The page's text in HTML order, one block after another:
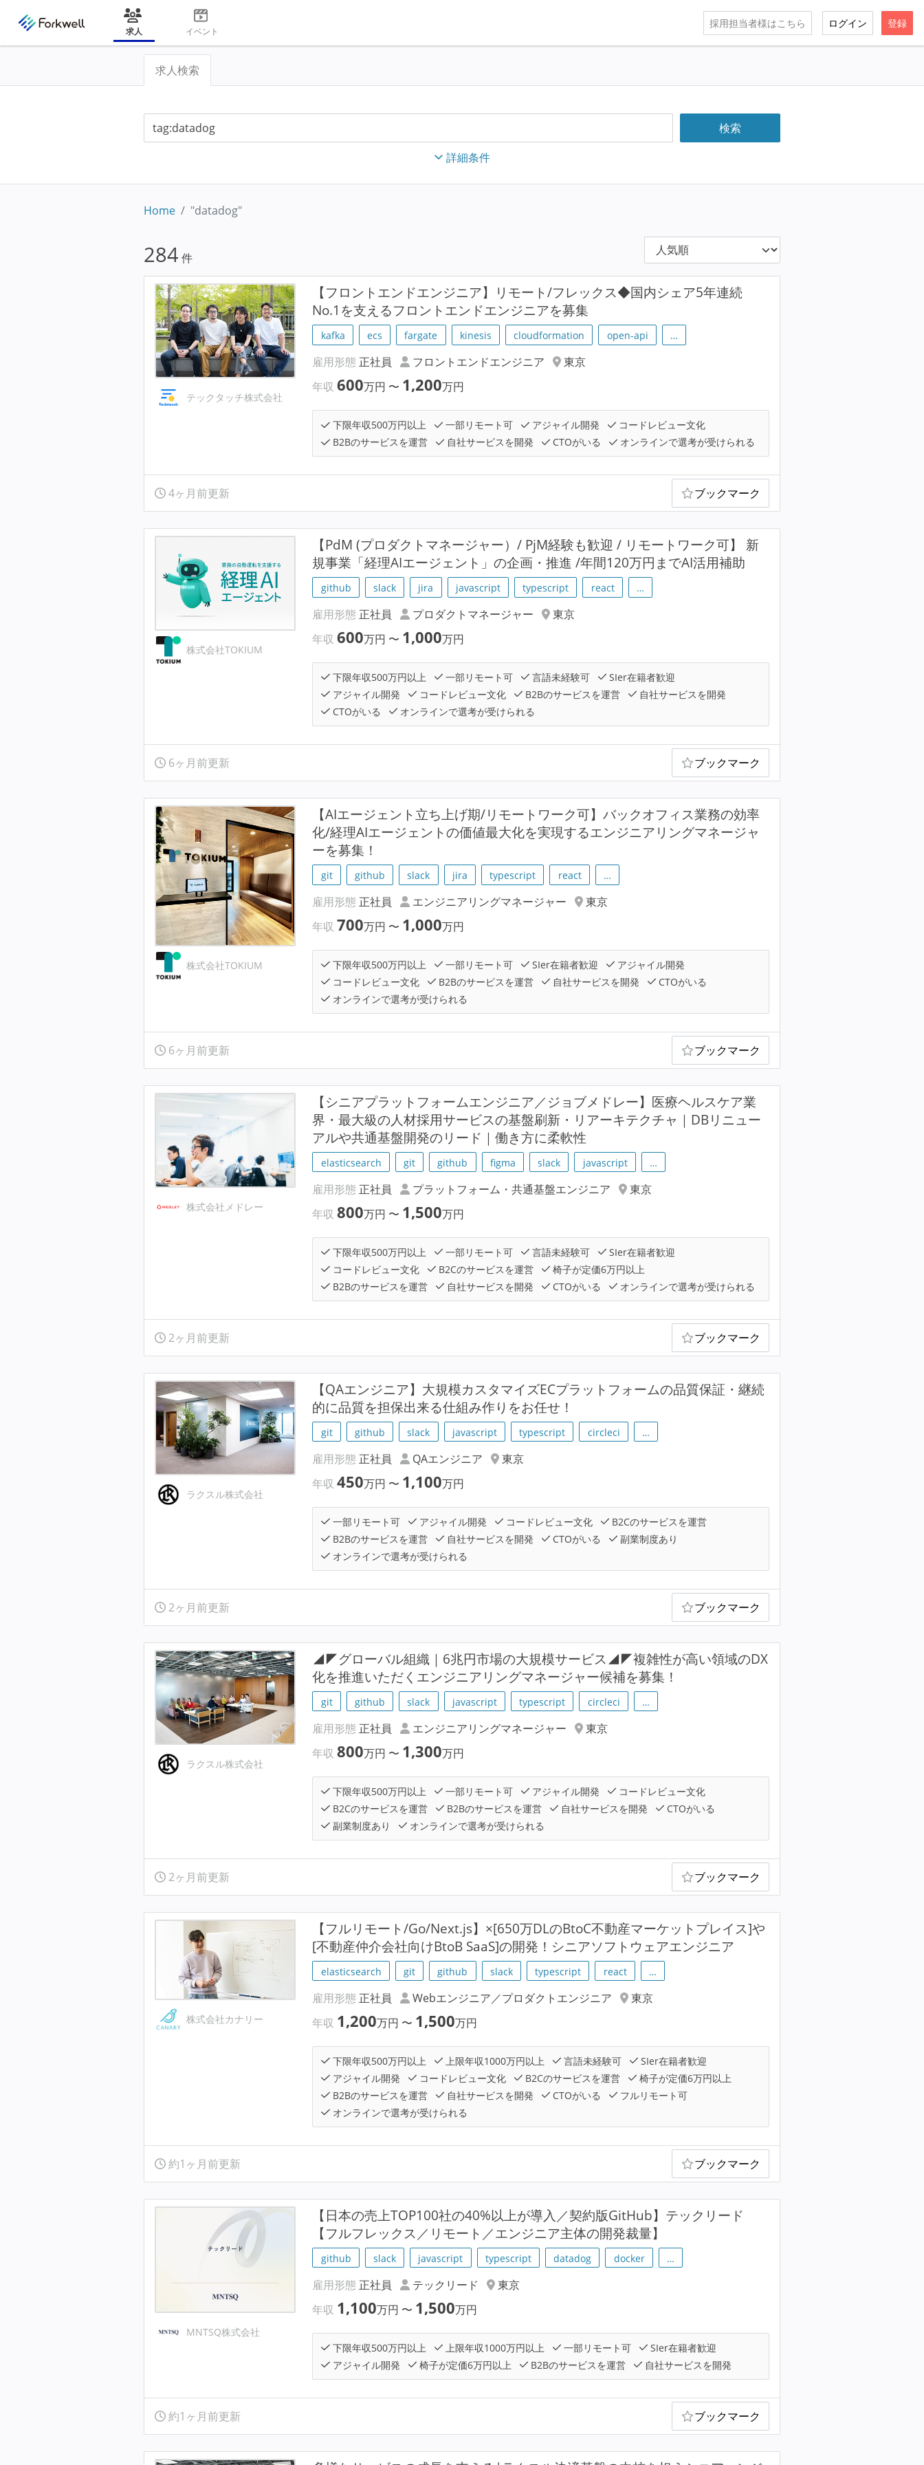
求人 イベント
採用担当者様はこちら ログイン 登録
求人検索
詳細条件
Home "datadog"
284 件
テックタッチ株式会社
【フロントエンドエンジニア】リモート/フレックス◆国内シェア5年連続
No.1を支えるフロントエンドエンジニアを募集
kafka ecs fargate kinesis cloudformation open-api …
雇用形態 正社員 フロントエンドエンジニア
東京
年収600万円 〜 1,200万円
下限年収500万円以上 一部リモート可 アジャイル開発
コードレビュー文化
B2Bのサービスを運営
自社サービスを開発 CTOがいる オンラインで選考が受けられる
4ヶ月前更新 ブックマーク
株式会社TOKIUM
【PdM (プロダクトマネージャー）/ PjM経験も歓迎 / リモートワーク可】 新
規事業「経理AIエージェント」の企画・推進 /年間120万円までAI活用補助
github slack jira javascript typescript react …
雇用形態 正社員 プロダクトマネージャー
東京
年収600万円 〜 1,000万円
下限年収500万円以上 一部リモート可 言語未経験可
SIer在籍者歓迎
アジャイル開発
コードレビュー文化 B2Bのサービスを運営
自社サービスを開発
CTOがいる
オンラインで選考が受けられる
6ヶ月前更新 ブックマーク
株式会社TOKIUM
【AIエージェント立ち上げ期/リモートワーク可】バックオフィス業務の効率
化/経理AIエージェントの価値最大化を実現するエンジニアリングマネージャ
ーを募集！
git github slack jira typescript react …
雇用形態 正社員 エンジニアリングマネージャー
東京
年収700万円 〜 1,000万円
下限年収500万円以上 一部リモート可 SIer在籍者歓迎
アジャイル開発
コードレビュー文化
B2Bのサービスを運営 自社サービスを開発
CTOがいる
オンラインで選考が受けられる
6ヶ月前更新 ブックマーク
株式会社メドレー
【シニアプラットフォームエンジニア／ジョブメドレー】医療ヘルスケア業
界・最大級の人材採用サービスの基盤刷新・リアーキテクチャ｜DBリニュー
アルや共通基盤開発のリード｜働き方に柔軟性
elasticsearch git github figma slack javascript …
雇用形態 正社員 プラットフォーム・共通基盤エンジニア
東京
年収800万円 〜 1,500万円
下限年収500万円以上 一部リモート可 言語未経験可
SIer在籍者歓迎
コードレビュー文化
B2Cのサービスを運営
椅子が定価6万円以上
B2Bのサービスを運営
自社サービスを開発 CTOがいる オンラインで選考が受けられる
2ヶ月前更新 ブックマーク
ラクスル株式会社
【QAエンジニア】大規模カスタマイズECプラットフォームの品質保証・継続
的に品質を担保出来る仕組み作りをお任せ！
git github slack javascript typescript circleci …
雇用形態 正社員 QAエンジニア
東京
年収450万円 〜 1,100万円
一部リモート可 アジャイル開発 コードレビュー文化
B2Cのサービスを運営
B2Bのサービスを運営
自社サービスを開発 CTOがいる
副業制度あり
オンラインで選考が受けられる
2ヶ月前更新 ブックマーク
ラクスル株式会社
◢◤グローバル組織｜6兆円市場の大規模サービス◢◤複雑性が高い領域のDX
化を推進いただくエンジニアリングマネージャー候補を募集！
git github slack javascript typescript circleci …
雇用形態 正社員 エンジニアリングマネージャー
東京
年収800万円 〜 1,300万円
下限年収500万円以上 一部リモート可 アジャイル開発
コードレビュー文化
B2Cのサービスを運営
B2Bのサービスを運営 自社サービスを開発
CTOがいる
副業制度あり
オンラインで選考が受けられる
2ヶ月前更新 ブックマーク
株式会社カナリー
【フルリモート/Go/Next.js】×[650万DLのBtoC不動産マーケットプレイス]や
[不動産仲介会社向けBtoB SaaS]の開発！シニアソフトウェアエンジニア
elasticsearch git github slack typescript react …
雇用形態 正社員 Webエンジニア／プロダクトエンジニア
東京
年収 1,200万円 〜 1,500万円
下限年収500万円以上 上限年収1000万円以上 言語未経験可
SIer在籍者歓迎
アジャイル開発
コードレビュー文化 B2Cのサービスを運営
椅子が定価6万円以上
B2Bのサービスを運営
自社サービスを開発 CTOがいる
フルリモート可
オンラインで選考が受けられる
約1ヶ月前更新 ブックマーク
MNTSQ株式会社
【日本の売上TOP100社の40%以上が導入／契約版GitHub】テックリード
【フルフレックス／リモート／エンジニア主体の開発裁量】
github slack javascript typescript datadog docker …
雇用形態 正社員 テックリード
東京
年収 1,100万円 〜 1,500万円
下限年収500万円以上 上限年収1000万円以上 一部リモート可
SIer在籍者歓迎
アジャイル開発
椅子が定価6万円以上 B2Bのサービスを運営 自社サービスを開発
約1ヶ月前更新 ブックマーク